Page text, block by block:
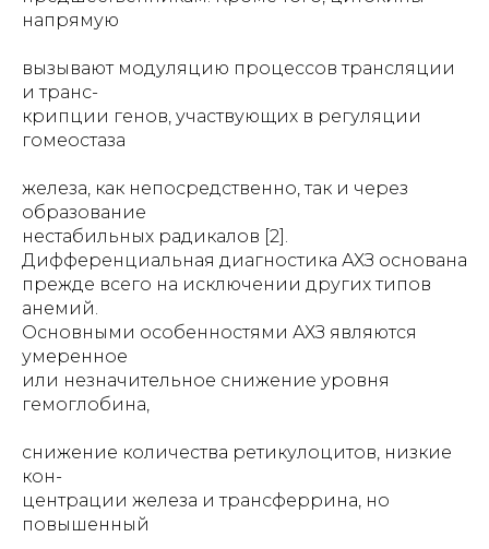
напрямую
вызывают модуляцию процессов трансляции
и транс-
крипции генов, участвующих в регуляции
гомеостаза
железа, как непосредственно, так и через
образование
нестабильных радикалов [2].
Дифференциальная диагностика АХЗ основана
прежде всего на исключении других типов
анемий.
Основными особенностями АХЗ являются
умеренное
или незначительное снижение уровня
гемоглобина,
снижение количества ретикулоцитов, низкие
кон-
центрации железа и трансферрина, но
повышенный